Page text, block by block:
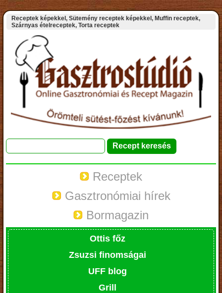
Receptek képekkel, Sütemény receptek képekkel, Muffin receptek,
Szárnyas ételreceptek, Torta receptek
Receptek
Gasztronómiai hírek
Bormagazin
Ottis főz
Zsuzsi finomságai
UFF blog
Grill